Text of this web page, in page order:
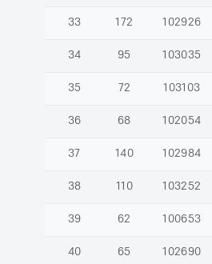
33 172 102926
34 95 103035
35 72 103103
36 68 102054
37 140 102984
38 110 103252
39 62 100653
40 65 102690